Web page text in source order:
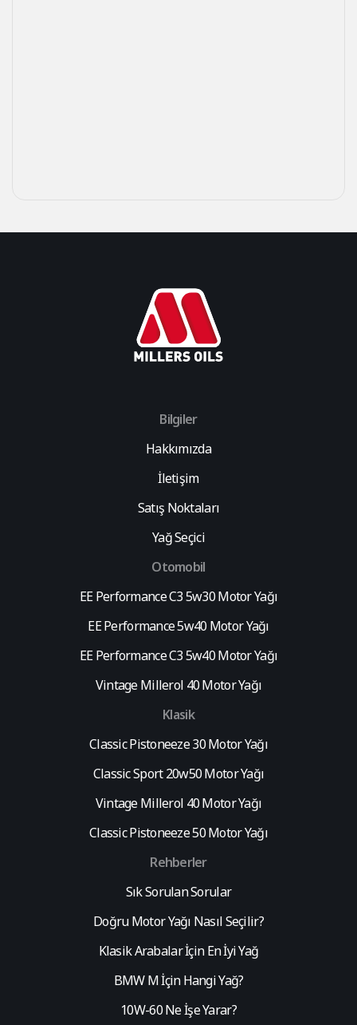
Bilgiler
Hakkımızda
İletişim
Satış Noktaları
Yağ Seçici
Otomobil
EE Performance C3 5w30 Motor Yağı
EE Performance 5w40 Motor Yağı
EE Performance C3 5w40 Motor Yağı
Vintage Millerol 40 Motor Yağı
Klasik
Classic Pistoneeze 30 Motor Yağı
Classic Sport 20w50 Motor Yağı
Vintage Millerol 40 Motor Yağı
Classic Pistoneeze 50 Motor Yağı
Rehberler
Sık Sorulan Sorular
Doğru Motor Yağı Nasıl Seçilir?
Klasik Arabalar İçin En İyi Yağ
BMW M İçin Hangi Yağ?
10W-60 Ne İşe Yarar?